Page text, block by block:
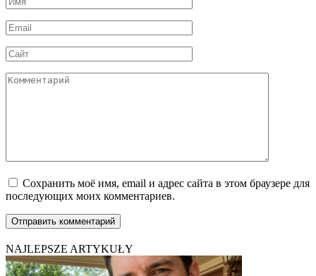
*
Email
*
Сайт
Комментарий
Сохранить моё имя, email и адрес сайта в этом браузере для
последующих моих комментариев.
NAJLEPSZE ARTYKUŁY